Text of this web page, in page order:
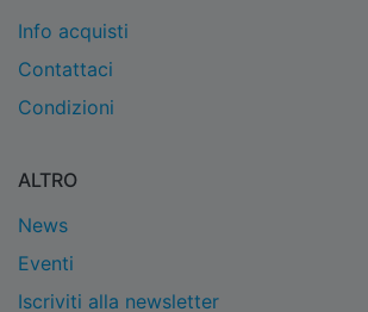
Info acquisti
Contattaci
Condizioni
ALTRO
News
Eventi
Iscriviti alla newsletter